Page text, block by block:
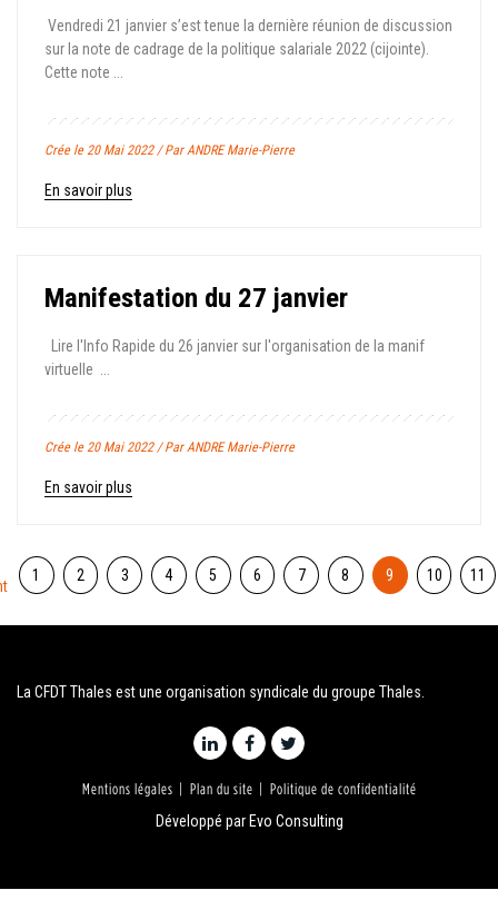
Vendredi 21 janvier s’est tenue la dernière réunion de discussion
sur la note de cadrage de la politique salariale 2022 (cijointe).
Cette note ...
Crée le 20 Mai 2022 / Par ANDRE Marie-Pierre
En savoir plus
Manifestation du 27 janvier
Lire l'Info Rapide du 26 janvier sur l'organisation de la manif
virtuelle ...
Crée le 20 Mai 2022 / Par ANDRE Marie-Pierre
En savoir plus
1 2 3 4 5 6 7 8 9 10 11
La CFDT Thales est une organisation syndicale du groupe Thales.
Mentions légales Plan du site Politique de confidentialité
Développé par Evo Consulting